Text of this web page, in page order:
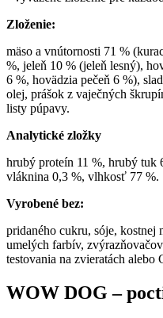
Zloženie:
mäso a vnútornosti 71 %
%, jeleň 10 % (jeleň lesný),
6 %, hovädzia pečeň 6 %),
olej, prášok z vaječných
listy púpavy.
Analytické zložky
hrubý proteín 11 %, hrubý tuk
vláknina 0,3 %, vlhkosť 77 %.
Vyrobené bez:
pridaného cukru, sóje, kostnej
umelých farbív,
testovania na zvieratách alebo
WOW DOG –